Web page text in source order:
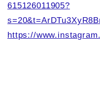
615126011905?
https://